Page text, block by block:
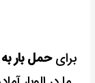
برایحمل بار